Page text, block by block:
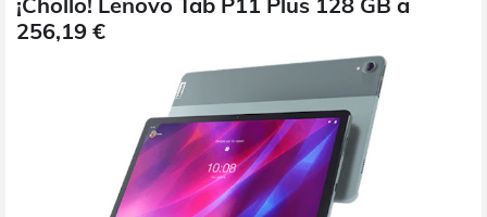
256,19 €